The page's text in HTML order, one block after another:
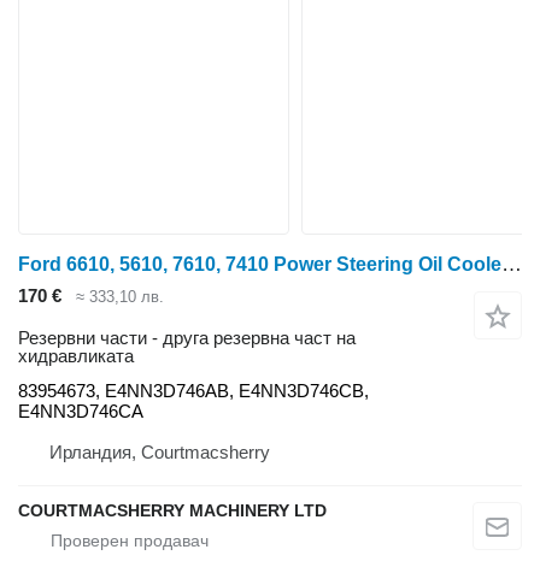
Ford 6610, 5610, 7610, 7410 Power Steering Oil Cooler 83954673, E4nn3 за колесен трактор 6610
170 € ≈ 333,10 лв.
Резервни части - друга резервна част на
хидравликата
83954673, E4NN3D746AB, E4NN3D746CB,
E4NN3D746CA
Ирландия, Courtmacsherry
COURTMACSHERRY MACHINERY LTD